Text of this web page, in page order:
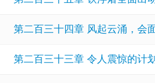
第二百三十四章 风起云涌，会
第二百三十三章 令人震惊的计